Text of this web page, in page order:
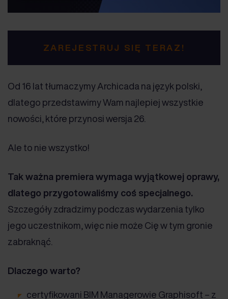
ZAREJESTRUJ SIĘ TERAZ!
Od 16 lat tłumaczymy Archicada na język polski,
dlatego przedstawimy Wam najlepiej wszystkie
nowości, które przynosi wersja 26.
Ale to nie wszystko!
Tak ważna premiera wymaga wyjątkowej oprawy,
dlatego przygotowaliśmy coś specjalnego.
Szczegóły zdradzimy podczas wydarzenia tylko
jego uczestnikom, więc nie może Cię w tym gronie
zabraknąć.
Dlaczego warto?
certyfikowani BIM Managerowie Graphisoft – z